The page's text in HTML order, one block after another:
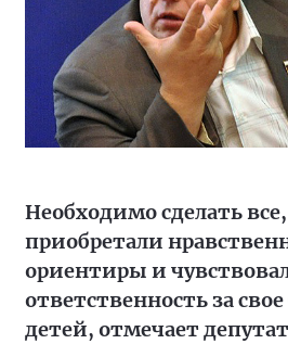
Необходимо сделать
приобретали
ориентиры и
ответственность за
детей, отмечает депутат